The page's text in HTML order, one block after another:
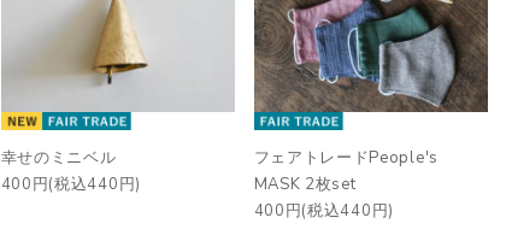
幸せのミニベル
400円(税込440円)
フェアトレードPeople's
MASK 2枚set
400円(税込440円)